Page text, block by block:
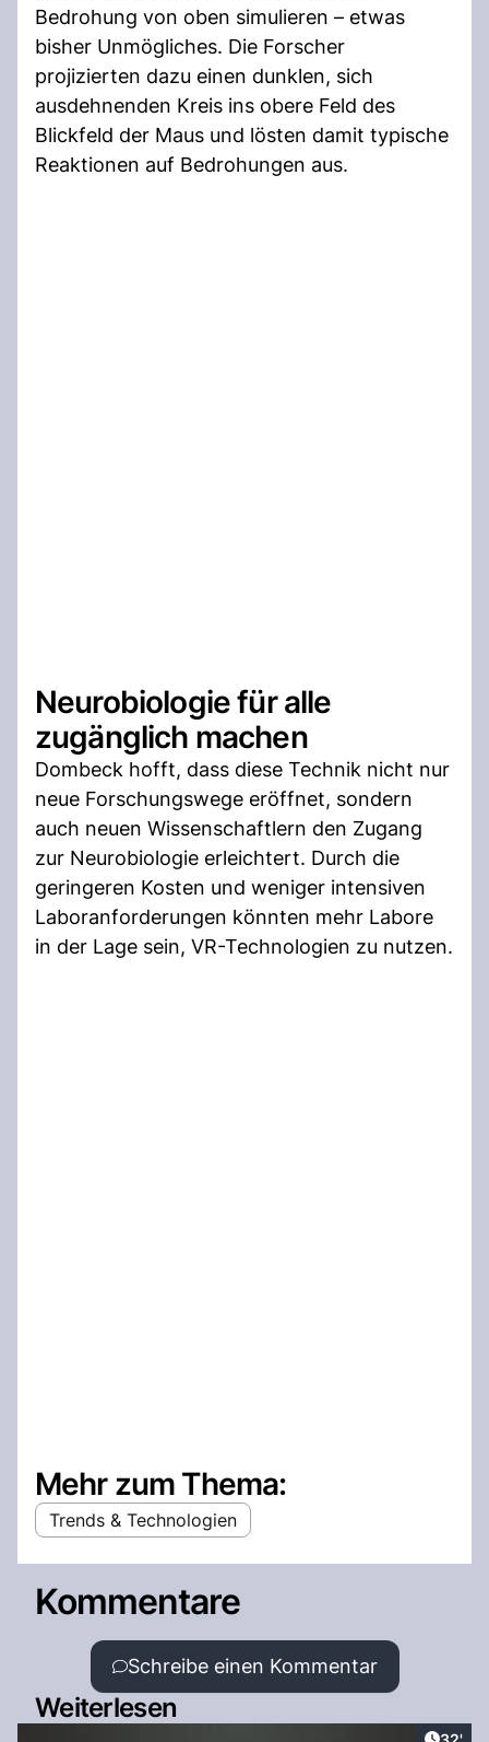
Bedrohung von oben simulieren – etwas
bisher Unmögliches. Die Forscher
projizierten dazu einen dunklen, sich
ausdehnenden Kreis ins obere Feld des
Blickfeld der Maus und lösten damit typische
Reaktionen auf Bedrohungen aus.
Neurobiologie für alle
zugänglich machen
Dombeck hofft, dass diese Technik nicht nur
neue Forschungswege eröffnet, sondern
auch neuen Wissenschaftlern den Zugang
zur Neurobiologie erleichtert. Durch die
geringeren Kosten und weniger intensiven
Laboranforderungen könnten mehr Labore
in der Lage sein, VR-Technologien zu nutzen.
Mehr zum Thema:
Trends & Technologien
Kommentare
Schreibe einen Kommentar
Weiterlesen